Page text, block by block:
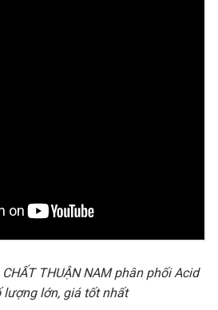
CHẤT THUẬN NAM phân phối Acid
lượng lớn, giá tốt nhất